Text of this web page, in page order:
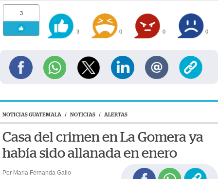
3
3 0 0 0
NOTICIAS GUATEMALA / NOTICIAS / ALERTAS
Casa del crimen en La Gomera ya
había sido allanada en enero
Por Maria Fernanda Gallo